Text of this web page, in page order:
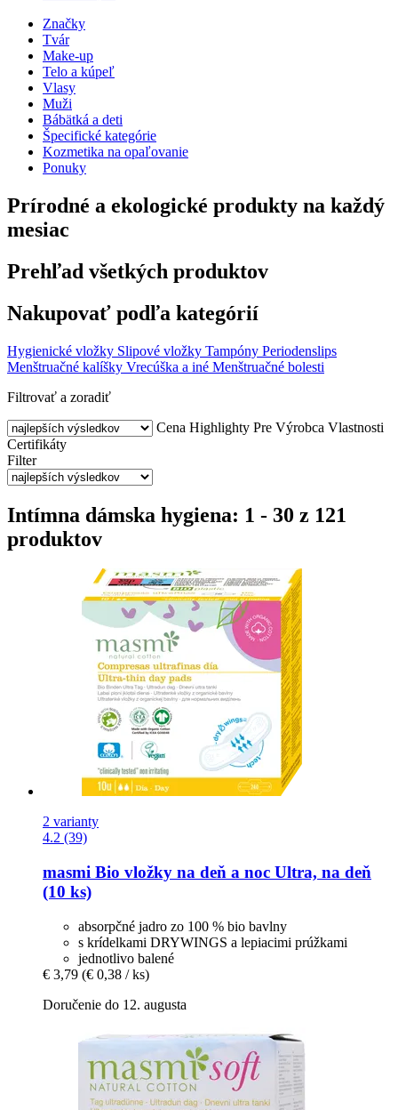
Značky
Tvár
Make-up
Telo a kúpeľ
Vlasy
Muži
Bábätká a deti
Špecifické kategórie
Kozmetika na opaľovanie
Ponuky
Prírodné a ekologické produkty na každý
mesiac
Prehľad všetkých produktov
Nakupovať podľa kategórií
Hygienické vložky Slipové vložky Tampóny Periodenslips
Menštruačné kalíšky Vrecúška a iné Menštruačné bolesti
Filtrovať a zoradiť
Cena Highlighty Pre Výrobca Vlastnosti
Certifikáty
Filter
Intímna dámska hygiena: 1 - 30 z 121
produktov
2 varianty
4.2 (39)
masmi Bio vložky na deň a noc Ultra, na deň
(10 ks)
absorpčné jadro zo 100 % bio bavlny
s krídelkami DRYWINGS a lepiacimi prúžkami
jednotlivo balené
€ 3,79 (€ 0,38 / ks)
Doručenie do 12. augusta